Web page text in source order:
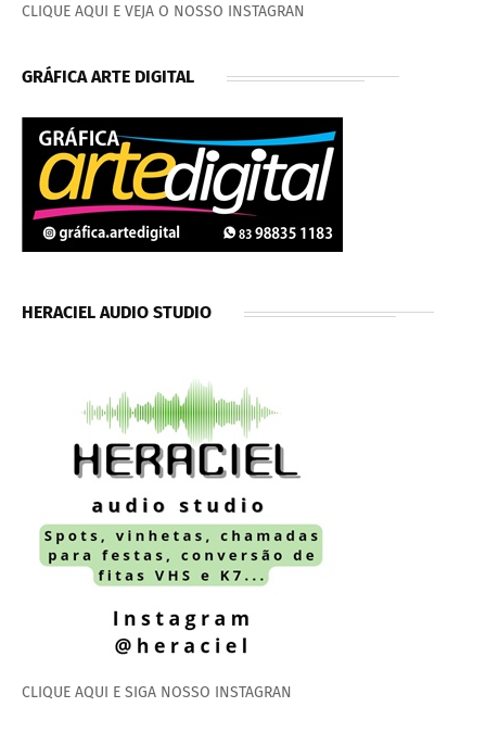
CLIQUE AQUI E VEJA O NOSSO INSTAGRAN
GRÁFICA ARTE DIGITAL
HERACIEL AUDIO STUDIO
CLIQUE AQUI E SIGA NOSSO INSTAGRAN